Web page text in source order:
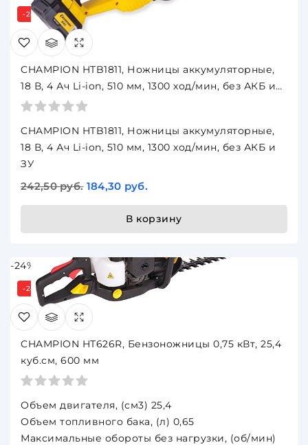
-24% Под заказ 3 дня
CHAMPION HTB1811, Ножницы аккумуляторные,
18 В, 4 Ач Li-ion, 510 мм, 1300 ход/мин, без АКБ и
ЗУ
CHAMPION HTB1811, Ножницы аккумуляторные,
18 В, 4 Ач Li-ion, 510 мм, 1300 ход/мин, без АКБ и
ЗУ
242,50 руб. 184,30 руб.
В корзину
-24%
-24%
CHAMPION HT626R, Бензоножницы 0,75 кВт, 25,4
куб.см, 600 мм
Объем двигателя, (см3) 25,4
Объем топливного бака, (л) 0,65
Максимальные обороты без нагрузки, (об/мин)